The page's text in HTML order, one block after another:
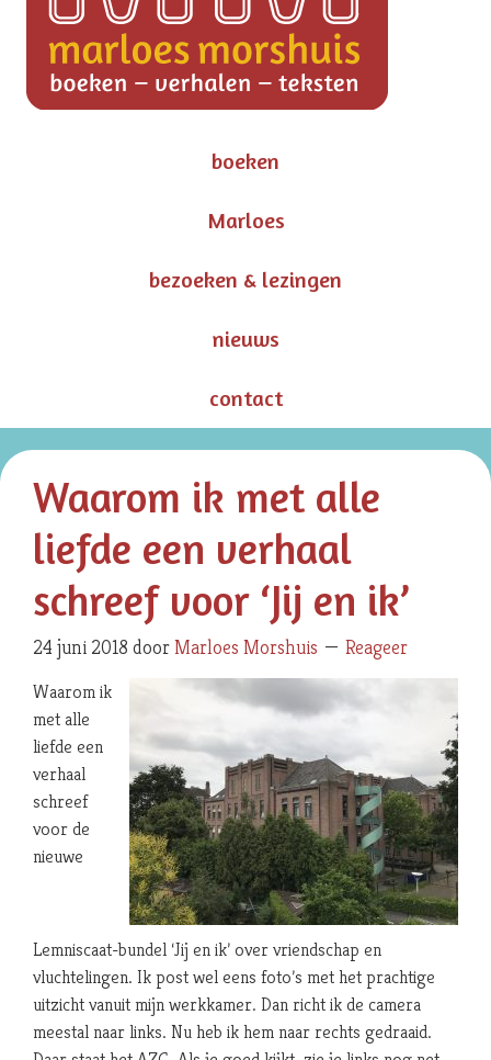
boeken
Marloes
bezoeken & lezingen
nieuws
contact
Waarom ik met alle
liefde een verhaal
schreef voor ‘Jij en ik’
24 juni 2018 doorMarloes Morshuis Reageer
Waarom ik
met alle
liefde een
verhaal
schreef
voor de
nieuwe
Lemniscaat-bundel ‘Jij en ik’ over vriendschap en
vluchtelingen. Ik post wel eens foto’s met het prachtige
uitzicht vanuit mijn werkkamer. Dan richt ik de camera
meestal naar links. Nu heb ik hem naar rechts gedraaid.